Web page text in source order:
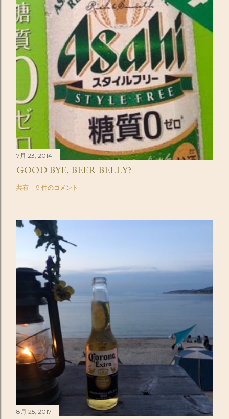
7月 23, 2014
GOOD BYE, BEER BELLY?
共有 9 件のコメント
8月 25, 2017